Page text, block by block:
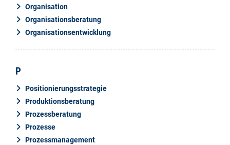
Organisation
Organisationsberatung
Organisationsentwicklung
P
Positionierungsstrategie
Produktionsberatung
Prozessberatung
Prozesse
Prozessmanagement